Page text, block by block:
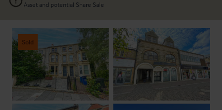
Asset and potential Share Sale
Sold